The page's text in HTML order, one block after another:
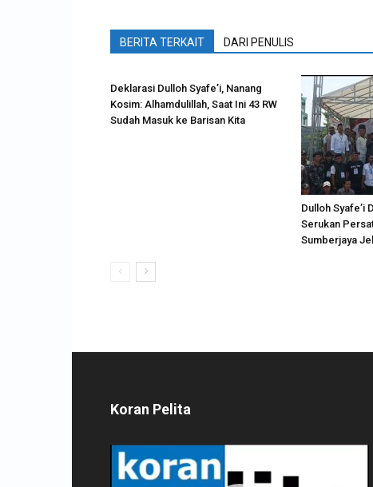
BERITA TERKAIT DARI PENULIS
Deklarasi Dulloh Syafe’i, Nanang
Kosim: Alhamdulillah, Saat Ini 43 RW
Sudah Masuk ke Barisan Kita
Dulloh Syafe’i
Serukan
Sumberjaya
Koran Pelita
Pemutar
Video